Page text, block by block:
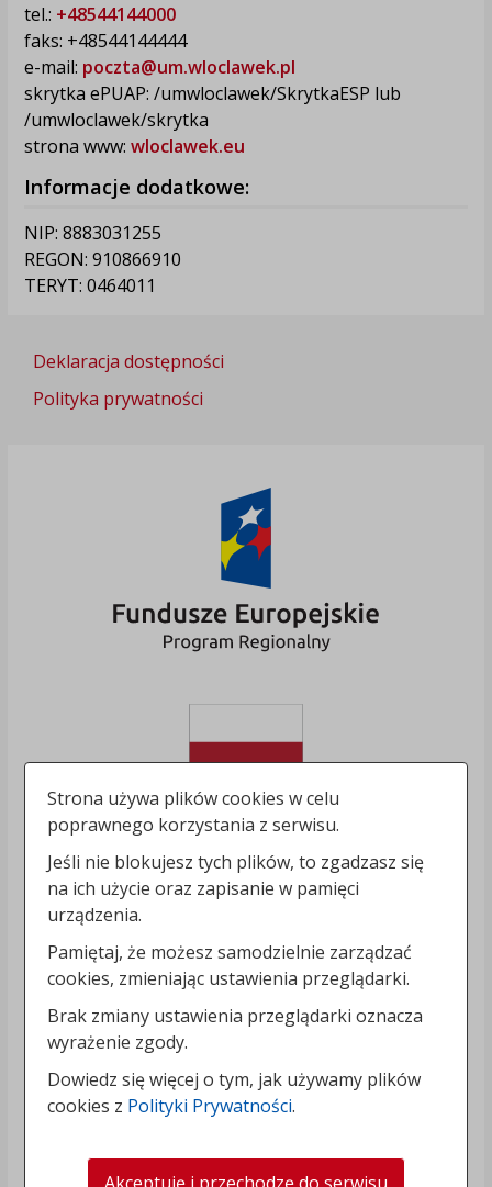
tel.: +48544144000
faks: +48544144444
e-mail: poczta@um.wloclawek.pl
skrytka ePUAP: /umwloclawek/SkrytkaESP lub
/umwloclawek/skrytka
strona www: wloclawek.eu
Informacje dodatkowe:
NIP: 8883031255
REGON: 910866910
TERYT: 0464011
Deklaracja dostępności
Polityka prywatności
Strona używa plików cookies w celu
poprawnego korzystania z serwisu.
Jeśli nie blokujesz tych plików, to zgadzasz się
na ich użycie oraz zapisanie w pamięci
urządzenia.
Pamiętaj, że możesz samodzielnie zarządzać
cookies, zmieniając ustawienia przeglądarki.
Brak zmiany ustawienia przeglądarki oznacza
wyrażenie zgody.
Dowiedz się więcej o tym, jak używamy plików
cookies z Polityki Prywatności.